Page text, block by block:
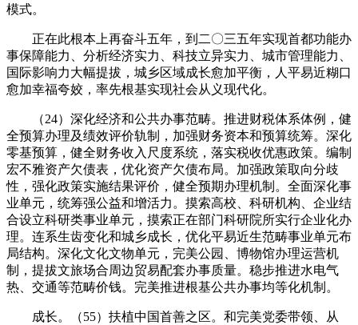
模式。
正在此根本上再奋斗五年，到二〇三五年实现首都功能办
事保障能力、分析经济实力、科技立异实力、城市管理能力、
国际影响力大幅提拔，城乡区域成长愈加平衡，人平易近糊口
愈加幸福夸姣，率先根基实现社会从义现代化。
（24）深化经济和公共办事范畴。推进财税体系体例，健
全预算办理及绩效评价轨制，加强财务资本和预算统筹。深化
零基预算，健全财务收入尺度系统，落实税收优惠政策。编制
宏不雅资产欠债表，优化资产欠债布局。加强政策取向分歧
性，强化政策实施结果评价，健全预期办理机制。全面深化事
业单元，统筹强公益和增活力。摸索高校、科研机构、企业结
合设立科研类事业单元，摸索正在部门科研院所实行企业化办
理。连系生齿变化和城乡成长，优化平易近生范畴事业单元布
局结构。深化文化文物单元，完美公园、博物馆办理运营机
制，提拔文旅场合周边贸易配套办事质量。稳步推进水电气
热、交通等范畴价钱。完美推进根基公共办事均等化机制。
成长。（55）扶植中国首善之区。和完美党委带领、从